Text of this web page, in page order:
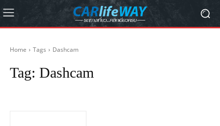
Home Tags Dashcam
Tag: Dashcam